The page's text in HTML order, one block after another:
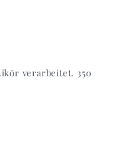
verarbeitet. 350